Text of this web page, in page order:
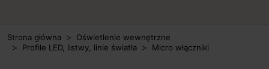
Strona główna
Oświetlenie wewnętrzne
Profile LED, listwy, linie światła
Micro włączniki